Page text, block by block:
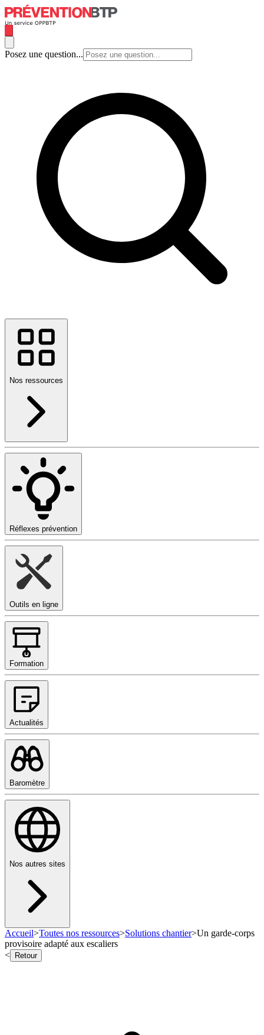
Posez une question...
Nos ressources
Réflexes prévention
Outils en ligne
Formation
Actualités
Baromètre
Nos autres sites
Accueil>Toutes nos ressources>Solutions chantier>Un garde-corps
provisoire adapté aux escaliers
<
Retour